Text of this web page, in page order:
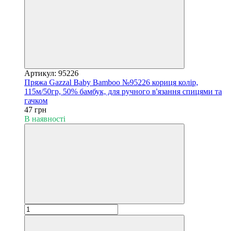
Артикул: 95226
Пряжа Gazzal Baby Bamboo №95226 кориця колір,
115м/50гр, 50% бамбук, для ручного в'язання спицями та
гачком
47 грн
В наявності